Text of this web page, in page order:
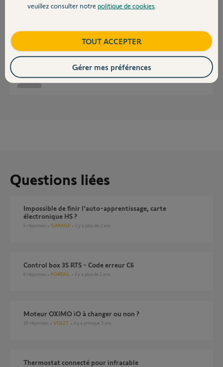
Contact
Patientez ici, Richy devrait pouvoir vous dépanner par la réparation de la
CdL
Anonyme il y a environ 5 ans
Questions liées
Impossible de finir l'auto-apprentissage, carte
électronique HS ?
4 réponses GARAGE il y a plus de 2 ans
Control box 3S RTS - Code erreur C6
6 réponses PORTAIL il y a plus de 2 ans
Moteur OXIMO iO à changer ou non ?
29 réponses VOLET il y a presque 5 ans
Thermostat connecté pour infracable
veuillez consulter notre politique de cookies
TOUT ACCEPTER
Gérer mes préférences